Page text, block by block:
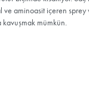
sayesinde
ve dolgun bir